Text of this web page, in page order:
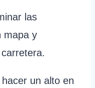
las
mapa y
un alto en